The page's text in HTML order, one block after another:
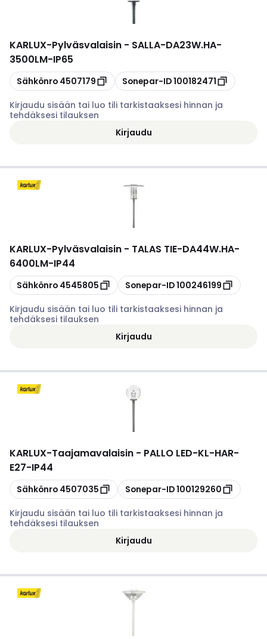
KARLUX-Pylväsvalaisin - SALLA-DA23W.HA-
3500LM-IP65
Kopioi
Sähkönro 4507179 Kopioi
Sonepar-ID100182471
Kirjaudu sisään tai luo tili tarkistaaksesi hinnan ja
tehdäksesi tilauksen
Kirjaudu
KARLUX-Pylväsvalaisin - TALAS TIE-DA44W.HA-
6400LM-IP44
Kopioi
Sähkönro 4545805 Kopioi
Sonepar-ID100246199
Kirjaudu sisään tai luo tili tarkistaaksesi hinnan ja
tehdäksesi tilauksen
Kirjaudu
KARLUX-Taajamavalaisin - PALLO LED-KL-HAR-
E27-IP44
Kopioi
Sähkönro 4507035 Kopioi
Sonepar-ID100129260
Kirjaudu sisään tai luo tili tarkistaaksesi hinnan ja
tehdäksesi tilauksen
Kirjaudu